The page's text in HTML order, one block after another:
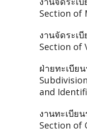
Section of
งานจัดระเ
Section of
ฝ่ายทะเบีย
and
งานทะเบีย
Section of